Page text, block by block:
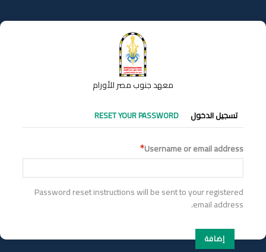
إلى
المحتوى
معهد جنوب مصر للأورام
التبويبات
الأساسية
تسجيل الدخول RESET YOUR PASSWORD
Username or email address
Password reset instructions will be sent to your registered
email address.